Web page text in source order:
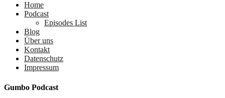
Home
Podcast
Episodes List
Blog
Über uns
Kontakt
Datenschutz
Impressum
Gumbo Podcast